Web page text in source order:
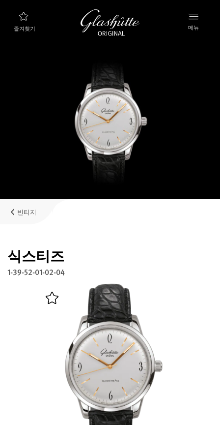
즐겨찾기 메뉴
새로운 컬렉션
글라슈테 오리지널 브랜드
매뉴팩처, 히스토리, 그리고 파트너들
내계정
서비스
워런티, 시계 개선과 복구
English Deutsch
메뉴 닫기
빈티지
식스티즈
1-39-52-01-02-04